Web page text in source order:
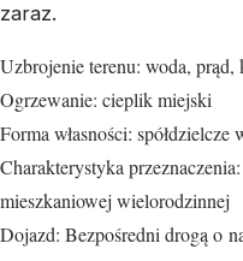
zaraz.
Uzbrojenie terenu: woda, prąd,
Ogrzewanie: cieplik miejski
Forma własności:
Charakterystyka
mieszkaniowej wielorodzinnej
Dojazd: Bezpośredni drogą o